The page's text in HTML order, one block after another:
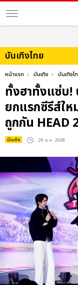
บันเทิงไทย
หน้าแรก บันเทิง บันเทิงไ
ทั้งฮาทั้งแซ่บ!
ยกแรกซีรีส์ให
ถูกกัน HEAD
บันเทิง : 29 ต.ค. 2568